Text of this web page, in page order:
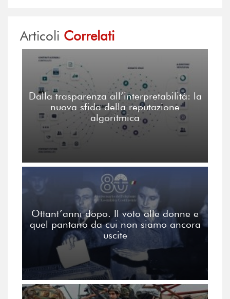
Articoli Correlati
Dalla trasparenza all’interpretabilità: la
nuova sfida della reputazione
algoritmica
Ottant’anni dopo. Il voto alle donne e
quel pantano da cui non siamo ancora
uscite